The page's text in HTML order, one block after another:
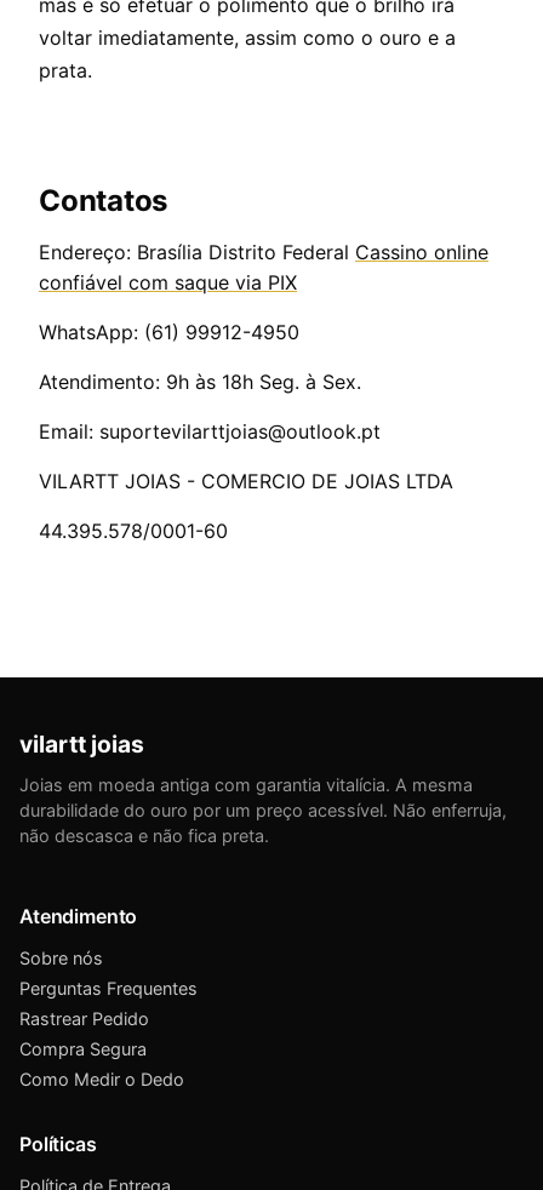
mas é só efetuar o polimento que o brilho irá
voltar imediatamente, assim como o ouro e a
prata.
Contatos
Endereço: Brasília Distrito Federal Cassino online
confiável com saque via PIX
WhatsApp: (61) 99912-4950
Atendimento: 9h às 18h Seg. à Sex.
Email: suportevilarttjoias@outlook.pt
VILARTT JOIAS - COMERCIO DE JOIAS LTDA
44.395.578/0001-60
vilartt joias
Joias em moeda antiga com garantia vitalícia. A mesma
durabilidade do ouro por um preço acessível. Não enferruja,
não descasca e não fica preta.
Atendimento
Sobre nós
Perguntas Frequentes
Rastrear Pedido
Compra Segura
Como Medir o Dedo
Políticas
Política de Entrega